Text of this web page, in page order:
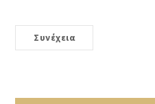
Συνέχεια